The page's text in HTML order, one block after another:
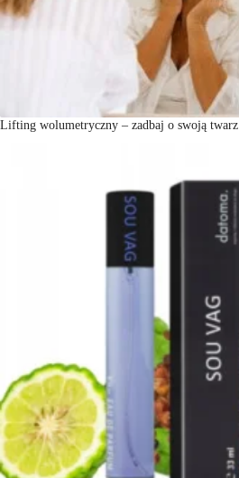
Lifting wolumetryczny – zadbaj o swoją twarz